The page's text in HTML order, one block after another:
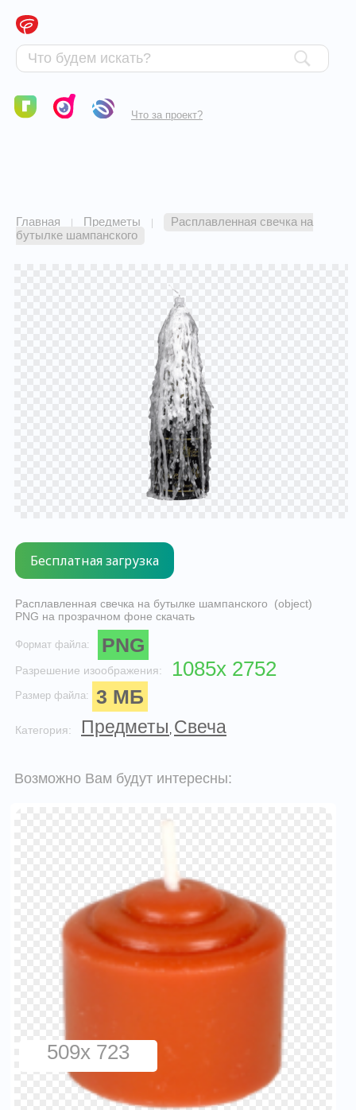
Что за проект?
Главная | Предметы |
Расплавленная свечка на
бутылке шампанского
Расплавленная свечка на бутылке шампанского (object)
PNG на прозрачном фоне скачать
Формат файла: PNG
Разрешение изоображения: 1085x 2752
Размер файла: 3 МБ
Категория: Предметы Свеча
Возможно Вам будут интересны:
509x 723